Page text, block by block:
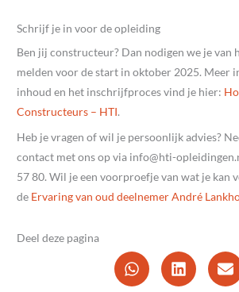
Schrijf je in voor de opleiding
Ben jij constructeur? Dan nodigen we je van
melden voor de start in oktober 2025. Meer
inhoud en het inschrijfproces vind je hier:
Constructeurs – HTI.
Heb je vragen of wil je persoonlijk advies?
contact met ons op via
ln.negnidielpo-
@ofni
57 80. Wil je een voorproefje van wat je kan
de Ervaring van oud deelnemer André
Deel deze pagina